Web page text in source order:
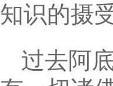
知识的摄受
过去阿